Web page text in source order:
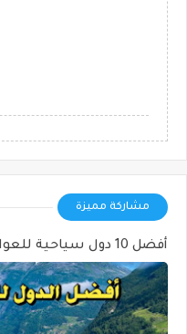
مشاركة مميزة
أفضل 10 دول سياحية للعوائل لتقوية الروابط العائلية